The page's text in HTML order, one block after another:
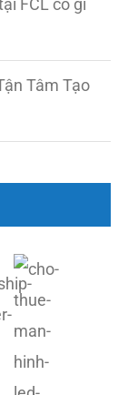
FCL có gì
Tâm Tạo